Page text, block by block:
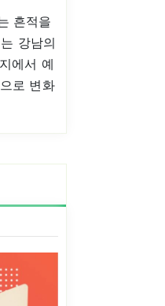
흔적을
강남의
에서 예
로 변화